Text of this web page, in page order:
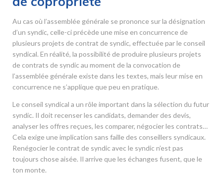
Au cas où l’assemblée générale se prononce sur la désignation
d’un syndic, celle-ci précède une mise en concurrence de
plusieurs projets de contrat de syndic, effectuée par le conseil
syndical. En réalité, la possibilité de produire plusieurs projets
de contrats de syndic au moment de la convocation de
l’assemblée générale existe dans les textes, mais leur mise en
concurrence ne s’applique que peu en pratique.
Le conseil syndical a un rôle important dans la sélection du futur
syndic. Il doit recenser les candidats, demander des devis,
analyser les offres reçues, les comparer, négocier les contrats…
Cela exige une implication sans faille des conseillers syndicaux.
Renégocier le contrat de syndic avec le syndic n’est pas
toujours chose aisée. Il arrive que les échanges fusent, que le
ton monte.